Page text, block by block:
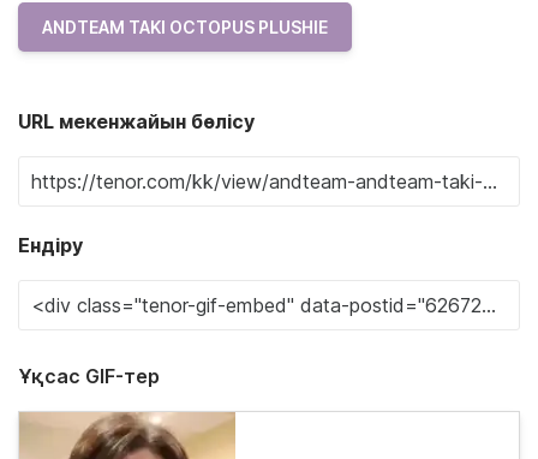
ANDTEAM TAKI OCTOPUS PLUSHIE
URL мекенжайын бөлісу
Ендіру
Ұқсас GIF-тер